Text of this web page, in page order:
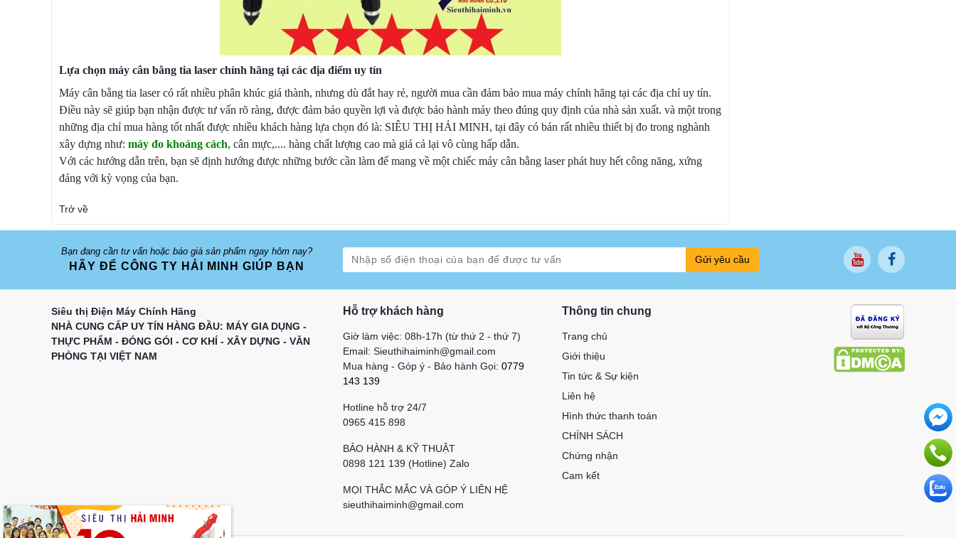
Lựa chọn máy cân bằng tia laser chính hãng tại các địa điểm uy tín
Máy cân bằng tia laser có rất nhiều phân khúc giá thành, nhưng dù đắt hay rẻ, người mua cần đảm bảo mua máy chính hãng tại các địa chỉ uy tín.
Điều này sẽ giúp bạn nhận được tư vấn rõ ràng, được đảm bảo quyền lợi và được bảo hành máy theo đúng quy định của nhà sản xuất. và một trong
những địa chỉ mua hàng tốt nhất được nhiều khách hàng lựa chọn đó là: SIÊU THỊ HẢI MINH, tại đây có bán rất nhiều thiết bị đo trong nghành
xây dựng như: máy đo khoảng cách, cân mực,.... hàng chất lượng cao mà giá cả lại vô cùng hấp dẫn.
Với các hướng dẫn trên, bạn sẽ định hướng được những bước cần làm để mang về một chiếc máy cân bằng laser phát huy hết công năng, xứng
đáng với kỳ vọng của bạn.
Trở về
Bạn đang cần tư vấn hoặc báo giá sản phẩm ngay hôm nay?
HÃY ĐỂ CÔNG TY HẢI MINH GIÚP BẠN
Gửi yêu cầu
Siêu thị Điện Máy Chính Hãng
NHÀ CUNG CẤP UY TÍN HÀNG ĐẦU: MÁY GIA DỤNG -
THỰC PHẨM - ĐÓNG GÓI - CƠ KHÍ - XÂY DỰNG - VĂN
PHÒNG TẠI VIỆT NAM
Hỗ trợ khách hàng
Giờ làm việc: 08h-17h (từ thứ 2 - thứ 7)
Email: Sieuthihaiminh@gmail.com
Mua hàng - Góp ý - Bảo hành Gọi: 0779
143 139
Hotline hỗ trợ 24/7
0965 415 898
BẢO HÀNH & KỸ THUẬT
0898 121 139 (Hotline) Zalo
MỌI THẮC MẮC VÀ GÓP Ý LIÊN HỆ
sieuthihaiminh@gmail.com
Thông tin chung
Trang chủ
Giới thiệu
Tin tức & Sự kiện
Liên hệ
Hình thức thanh toán
CHÍNH SÁCH
Chứng nhận
Cam kết